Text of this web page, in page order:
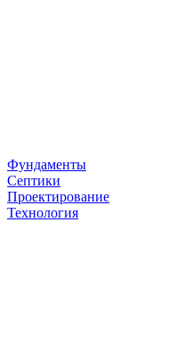
Фундаменты
Септики
Проектирование
Технология